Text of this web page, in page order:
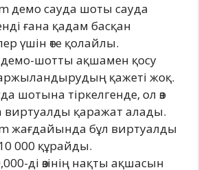
демо сауда шоты сауда
ғана қадам басқан
үшін өте қолайлы.
шотты ақшамен қосу
қажеті жоқ.
шотына тіркелгенде, ол өз
қаражат алады.
жағдайында бұл виртуалды
000 құрайды.
ді өзінің нақты ақшасын